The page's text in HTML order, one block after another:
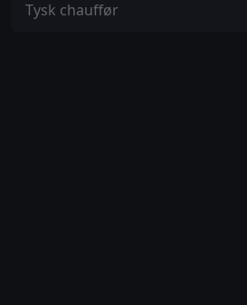
Tysk chauffør